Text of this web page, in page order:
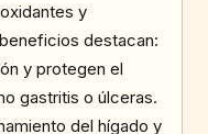
y
destacan:
y protegen el
gastritis o úlceras.
del hígado y